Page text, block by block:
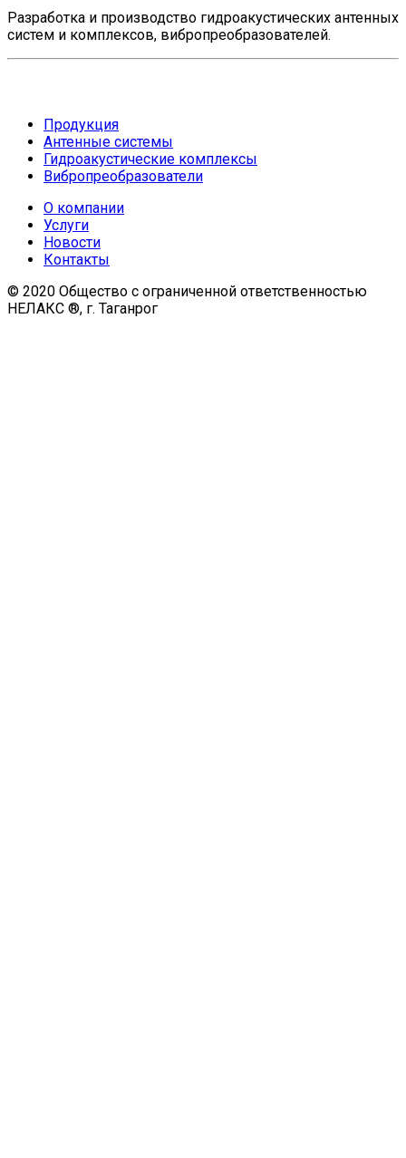
Разработка и производство гидроакустических антенных
систем и комплексов, вибропреобразователей.
Продукция
Антенные системы
Гидроакустические комплексы
Вибропреобразователи
О компании
Услуги
Новости
Контакты
© 2020 Общество с ограниченной ответственностью
НЕЛАКС ®, г. Таганрог